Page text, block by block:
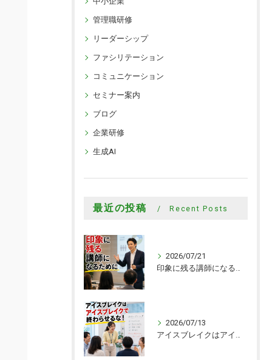
管理職研修
リーダーシップ
ファシリテーション
コミュニケーション
セミナー案内
ブログ
企業研修
生成AI
最近の投稿 Recent Posts
2026/07/21
2026/07/13